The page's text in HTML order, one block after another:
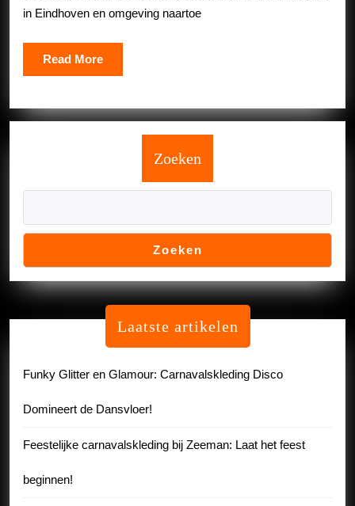
in Eindhoven en omgeving naartoe
Read MoreRead
More
Zoeken
Zoeken
Laatste artikelen
Funky Glitter en Glamour: Carnavalskleding Disco
Domineert de Dansvloer!
Feestelijke carnavalskleding bij Zeeman: Laat het feest
beginnen!